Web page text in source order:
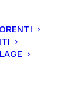
a coppa
da
arancio
sua
ma